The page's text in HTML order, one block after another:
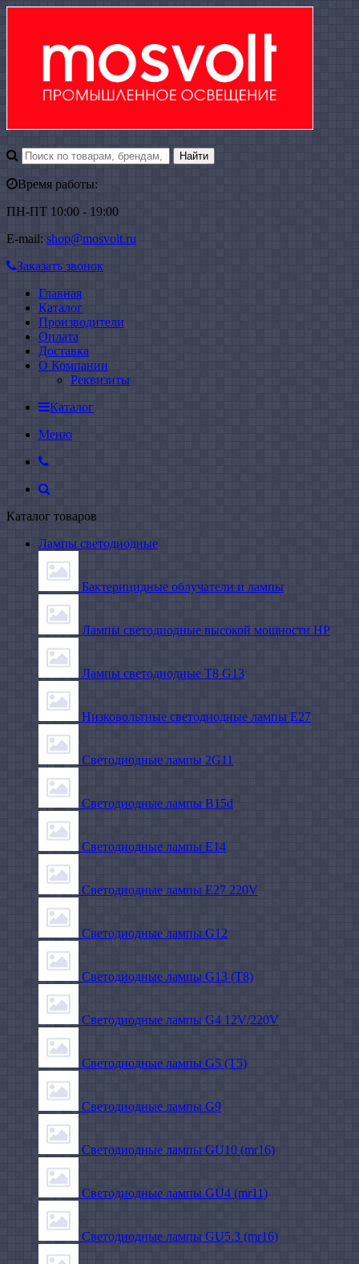
Время работы:
ПН-ПТ 10:00 - 19:00
E-mail: shop@mosvolt.ru
Заказать звонок
Главная
Каталог
Производители
Оплата
Доставка
О Компании
Реквизиты
Каталог
Меню
Каталог товаров
Лампы светодиодные
Бактерицидные облучатели и лампы
Лампы светодиодные высокой мощности HP
Лампы светодиодные Т8 G13
Низковольтные светодиодные лампы E27
Светодиодные лампы 2G11
Светодиодные лампы B15d
Светодиодные лампы E14
Светодиодные лампы E27 220V
Светодиодные лампы G12
Светодиодные лампы G13 (T8)
Светодиодные лампы G4 12V/220V
Светодиодные лампы G5 (T5)
Светодиодные лампы G9
Светодиодные лампы GU10 (mr16)
Светодиодные лампы GU4 (mr11)
Светодиодные лампы GU5.3 (mr16)